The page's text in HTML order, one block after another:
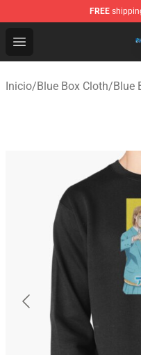
FREE
Open menu
Blue Box Store -
Inicio/Blue Box Cloth/Blue